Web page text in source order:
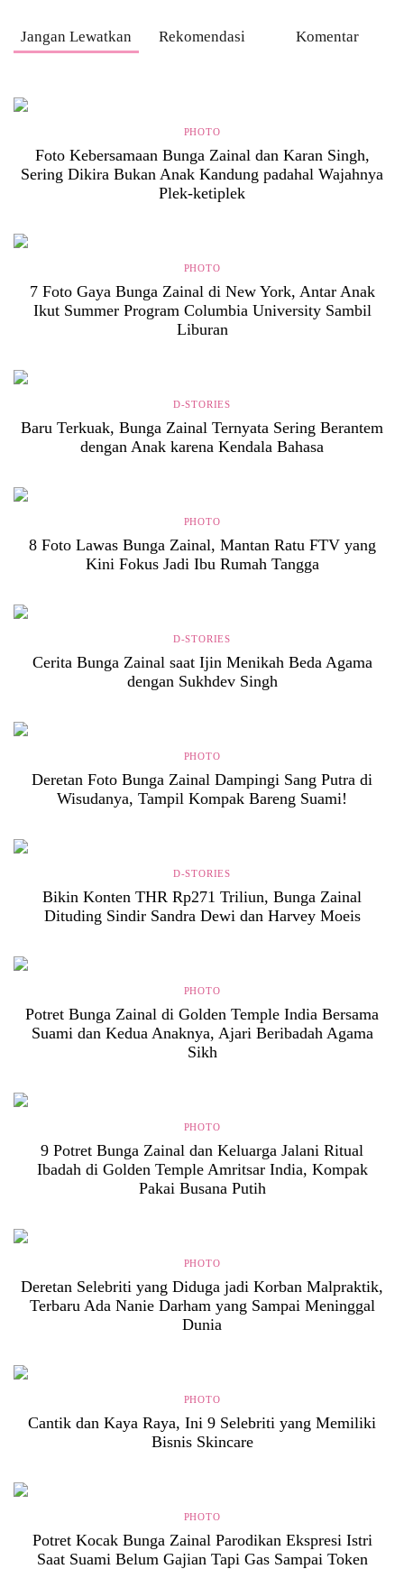
Jangan Lewatkan Rekomendasi Komentar
PHOTO
Foto Kebersamaan Bunga Zainal dan Karan Singh,
Sering Dikira Bukan Anak Kandung padahal Wajahnya
Plek-ketiplek
PHOTO
7 Foto Gaya Bunga Zainal di New York, Antar Anak
Ikut Summer Program Columbia University Sambil
Liburan
D-STORIES
Baru Terkuak, Bunga Zainal Ternyata Sering Berantem
dengan Anak karena Kendala Bahasa
PHOTO
8 Foto Lawas Bunga Zainal, Mantan Ratu FTV yang
Kini Fokus Jadi Ibu Rumah Tangga
D-STORIES
Cerita Bunga Zainal saat Ijin Menikah Beda Agama
dengan Sukhdev Singh
PHOTO
Deretan Foto Bunga Zainal Dampingi Sang Putra di
Wisudanya, Tampil Kompak Bareng Suami!
D-STORIES
Bikin Konten THR Rp271 Triliun, Bunga Zainal
Dituding Sindir Sandra Dewi dan Harvey Moeis
PHOTO
Potret Bunga Zainal di Golden Temple India Bersama
Suami dan Kedua Anaknya, Ajari Beribadah Agama
Sikh
PHOTO
9 Potret Bunga Zainal dan Keluarga Jalani Ritual
Ibadah di Golden Temple Amritsar India, Kompak
Pakai Busana Putih
PHOTO
Deretan Selebriti yang Diduga jadi Korban Malpraktik,
Terbaru Ada Nanie Darham yang Sampai Meninggal
Dunia
PHOTO
Cantik dan Kaya Raya, Ini 9 Selebriti yang Memiliki
Bisnis Skincare
PHOTO
Potret Kocak Bunga Zainal Parodikan Ekspresi Istri
Saat Suami Belum Gajian Tapi Gas Sampai Token